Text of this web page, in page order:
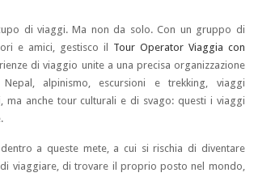
di viaggi. Ma non da solo. Con un gruppo di
e amici, gestisco il Tour Operator Viaggia con
di viaggio unite a una precisa organizzazione
alpinismo, escursioni e trekking, viaggi
ma anche tour culturali e di svago: questi i viaggi
a queste mete, a cui si rischia di diventare
viaggiare, di trovare il proprio posto nel mondo,